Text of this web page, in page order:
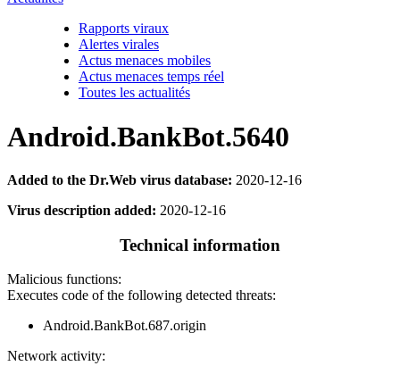
Rapports viraux
Alertes virales
Actus menaces mobiles
Actus menaces temps réel
Toutes les actualités
Android.BankBot.5640
Added to the Dr.Web virus database: 2020-12-16
Virus description added: 2020-12-16
Technical information
Malicious functions:
Executes code of the following detected threats:
Android.BankBot.687.origin
Network activity: